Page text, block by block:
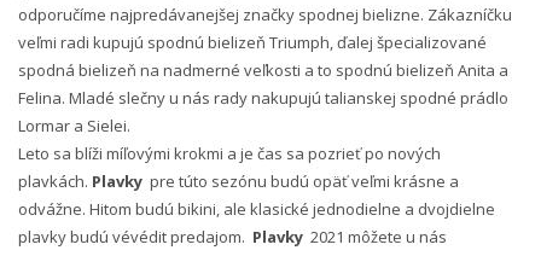
odporučíme najpredávanejšej značky spodnej bielizne. Zákazníčku
veľmi radi kupujú spodnú bielizeň Triumph, ďalej špecializované
spodná bielizeň na nadmerné veľkosti a to spodnú bielizeň Anita a
Felina. Mladé slečny u nás rady nakupujú talianskej spodné prádlo
Lormar a Sielei.
Leto sa blíži míľovými krokmi a je čas sa pozrieť po nových
plavkách. Plavky pre túto sezónu budú opäť veľmi krásne a
odvážne. Hitom budú bikini, ale klasické jednodielne a dvojdielne
plavky budú vévédit predajom. Plavky 2021 môžete u nás